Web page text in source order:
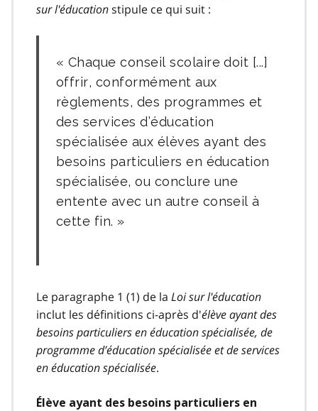
sur l'éducationstipule ce qui suit :
Chaque conseil scolaire doit [...]
offrir, conformément aux
règlements, des programmes et
des services d’éducation
spécialisée aux élèves ayant des
besoins particuliers en éducation
spécialisée, ou conclure une
entente avec un autre conseil à
cette fin.
Le paragraphe 1 (1) de la Loi sur l'éducation
inclut les définitions ci-après d'élève ayant des
besoins particuliers en éducation spécialisée, de
programme d’éducation spécialisée et de services
en éducation spécialisée.
Élève ayant des besoins particuliers en